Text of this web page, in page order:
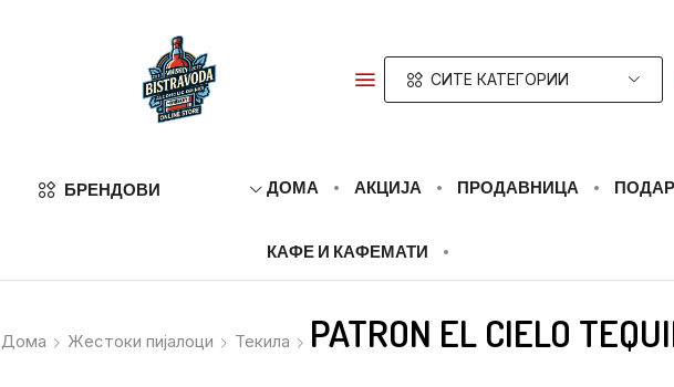
СИТЕ КАТЕГОРИИ
БРЕНДОВИ ДОМА АКЦИЈА ПРОДАВНИЦА
КАФЕ И КАФЕМАТИ
Дома Жестоки пијалоци Текила PATRON EL CIELO